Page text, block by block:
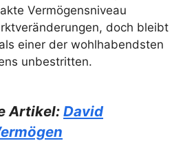
Vermögensniveau
doch bleibt
einer der wohlhabendsten
unbestritten.
Artikel: David